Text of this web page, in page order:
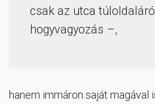
csak az utca
hogyvagyozás –,
hanem immáron saját magával